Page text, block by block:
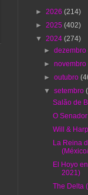
► 2026 (214)
► 2025 (402)
▼ 2024 (274)
►dezembro
►novembro
►outubro
▼setembro
Salão de
O
Will &
La Reina
El Hoyo
2021)
The Delta